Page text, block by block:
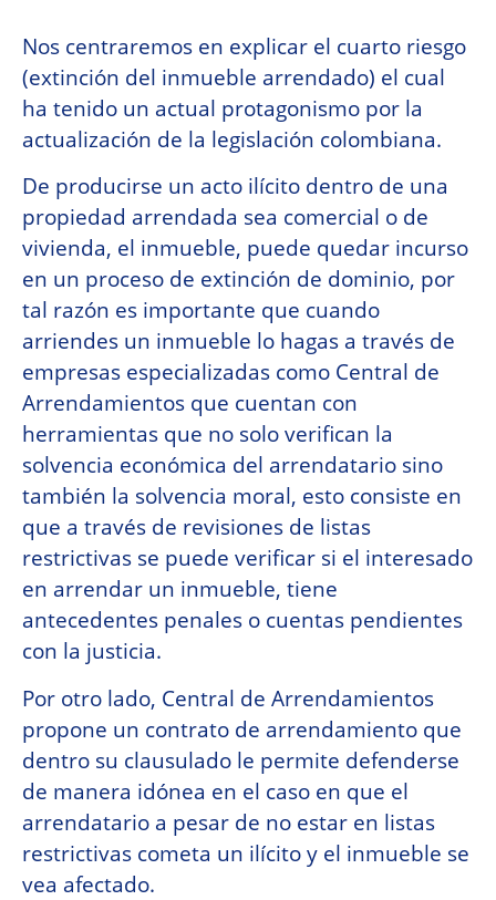
Nos centraremos en explicar el cuarto riesgo
(extinción del inmueble arrendado) el cual
ha tenido un actual protagonismo por la
actualización de la legislación colombiana.
De producirse un acto ilícito dentro de una
propiedad arrendada sea comercial o de
vivienda, el inmueble, puede quedar incurso
en un proceso de extinción de dominio, por
tal razón es importante que cuando
arriendes un inmueble lo hagas a través de
empresas especializadas como Central de
Arrendamientos que cuentan con
herramientas que no solo verifican la
solvencia económica del arrendatario sino
también la solvencia moral, esto consiste en
que a través de revisiones de listas
restrictivas se puede verificar si el interesado
en arrendar un inmueble, tiene
antecedentes penales o cuentas pendientes
con la justicia.
Por otro lado, Central de Arrendamientos
propone un contrato de arrendamiento que
dentro su clausulado le permite defenderse
de manera idónea en el caso en que el
arrendatario a pesar de no estar en listas
restrictivas cometa un ilícito y el inmueble se
vea afectado.